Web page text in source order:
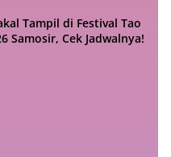
Tampil di Festival Tao
Samosir, Cek Jadwalnya!